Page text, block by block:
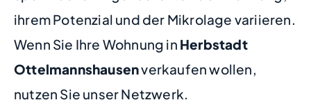
ihrem Potenzial und der Mikrolage variieren.
Wenn Sie Ihre Wohnung in Herbstadt
Ottelmannshausenverkaufen wollen,
nutzen Sie unser Netzwerk.